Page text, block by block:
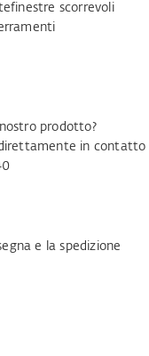
scorrevoli
prodotto?
in contatto
e la spedizione